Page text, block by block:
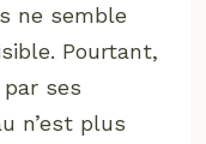
ne semble
Pourtant,
ses
n’est plus